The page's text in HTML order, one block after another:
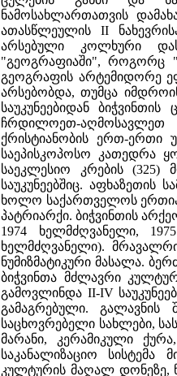
ნამოსახლართათვის
ათასწლეულის II
არსებული კოლხური
"გეოგრაფიაში", როგორც
გეოგრაფის არტემიდორე
არსებობდა, თუმცა
საუკუნეებიდან
ჩრდილოეთ-აღმოსავლეთ
ქრისტიანობის ერთ-ერთი
საეპისკოპოსო კათედრა
საეკლესიო კრების
საუკუნეებშიც. აფხაზეთის
ხოლო საქართველოს
პატრიარქი. ბიჭვინთის
1974 ხელმძღვანელი,
ხელმძღვანელი).
ნუმიზმატიკური მასალა.
ბიჭვინთა მძლავრი
გამოვლინდა II-IV
გამაგრებული.
საცხოვრებელი სახლები,
მარანი, კერამიკული
საკანალიზაციო სისტემა
კულტურის მაღალ დონეზე,